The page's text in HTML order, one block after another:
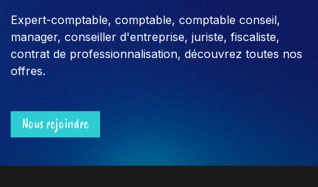
Expert-comptable, comptable, comptable conseil,
manager, conseiller d'entreprise, juriste, fiscaliste,
contrat de professionnalisation, découvrez toutes nos
offres.
Nous rejoindre